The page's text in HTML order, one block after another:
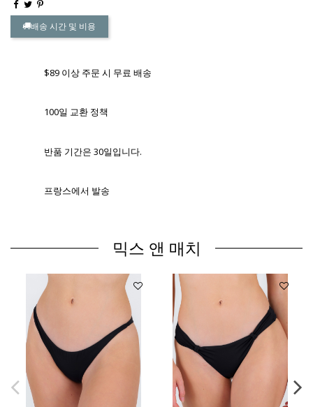
배송 시간 및 비용
$89 이상 주문 시 무료 배송
100일 교환 정책
반품 기간은 30일입니다.
프랑스에서 발송
믹스 앤 매치